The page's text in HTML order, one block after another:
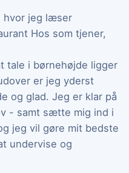
hvor jeg læser
Hos som tjener,
tale i børnehøjde ligger
er jeg yderst
og glad. Jeg er klar på
- samt sætte mig ind i
jeg vil gøre mit bedste
undervise og